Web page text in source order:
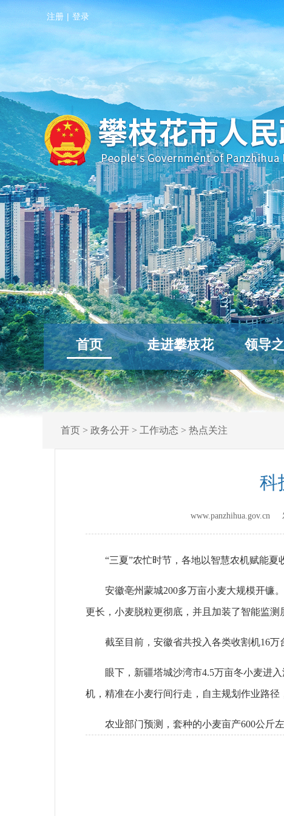
注册 | 登录
首页 走进攀枝花 领导
首页> 政务公开> 工作动态 > 热点关注
科
www.panzhihua.gov.cn
“三夏”农忙时节，各地以智慧农机赋能夏
安徽亳州蒙城200多万亩小麦大规模开镰
更长，小麦脱粒更彻底，并且加装了智能监测
截至目前，安徽省共投入各类收割机16万
眼下，新疆塔城沙湾市4.5万亩冬小麦进
机，精准在小麦行间行走，自主规划作业路径
农业部门预测，套种的小麦亩产600公斤